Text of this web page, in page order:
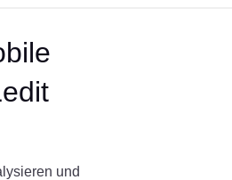
und